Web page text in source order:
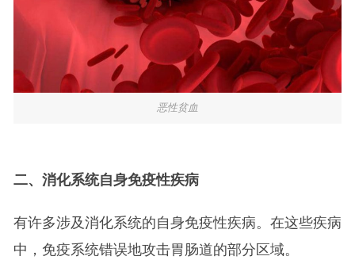
恶性贫血
二、消化系统自身免疫性疾病
有许多涉及消化系统的自身免疫性疾病。在这些疾病
中，免疫系统错误地攻击胃肠道的部分区域。